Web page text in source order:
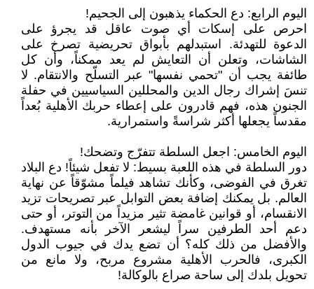
اليوم الرابع: دع الحكماء يذهبون إلى الجحيم!
احرص على إسكات أي صوت عاقل قد يجرؤ على
الدعوة للتهدئة. استبدلهم بأبواق تحريضية تصرخ على
الشاشات، وتعلن أن التعايش لم يعد ممكناً، وأن كل
طائفة يجب أن "تحمي نفسها" عبر التسلّح والانتقام. لا
تنسَ إشراك رجال الدين والمحللين السياسيين في حفلة
الجنون هذه، فهم قادرون على إعطاء حربك الأهلية بُعداً
مقدساً يجعلها أكثر شراسةً واستمرارية.
اليوم الخامس: اجعل السلطة تتفرّج وتضحك!
دور السلطة في هذه اللعبة بسيط: لا تفعل شيئاً! دع البلاد
تغرق في الفوضى، وكأنك تشاهد فيلماً مشوّقاً عن نهاية
العالم. بل يمكنك إضافة بعض التوابل عبر تصريحات تزيد
الانقسام، أو قوانين غامضة تثير مزيداً من التوتر، أو حتى
دعم أحد الطرفين سراً ليشعر الآخر بأنه مستهدف.
والأفضل من ذلك كله؟ أن تضع يدك في جيوب الدول
الكبرى، فالحرب الأهلية مشروع مربح، ولا مانع من
تحويل بلدك إلى ساحة صراع بالوكالة!